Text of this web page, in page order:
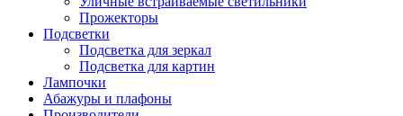
Прожекторы
Подсветки
Подсветка для зеркал
Подсветка для картин
Лампочки
Абажуры и плафоны